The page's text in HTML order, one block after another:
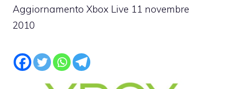
Aggiornamento Xbox Live 11 novembre
2010